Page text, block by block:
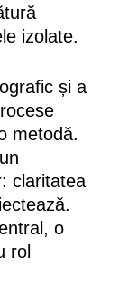
izolate.
și a
metodă.
claritatea
o
rol